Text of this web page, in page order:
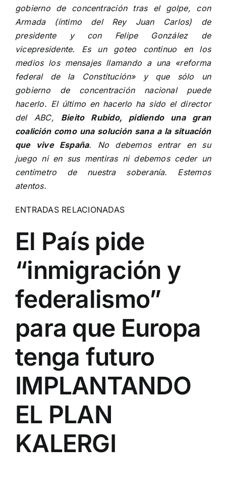
gobierno de concentración tras el golpe, con
Armada (íntimo del Rey Juan Carlos) de
presidente y con Felipe González de
vicepresidente. Es un goteo continuo en los
medios los mensajes llamando a una «reforma
federal de la Constitución» y que sólo un
gobierno de concentración nacional puede
hacerlo. El último en hacerlo ha sido el director
del ABC, Bieito Rubido, pidiendo una gran
coalición como una solución sana a la situación
que vive España. No debemos entrar en su
juego ni en sus mentiras ni debemos ceder un
centímetro de nuestra soberanía. Estemos
atentos.
ENTRADAS RELACIONADAS
El País pide
“inmigración y
federalismo”
para que Europa
tenga futuro
IMPLANTANDO
EL PLAN
KALERGI